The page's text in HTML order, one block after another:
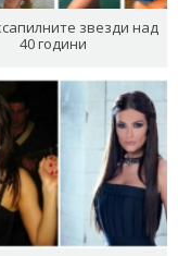
звезди над
40 години